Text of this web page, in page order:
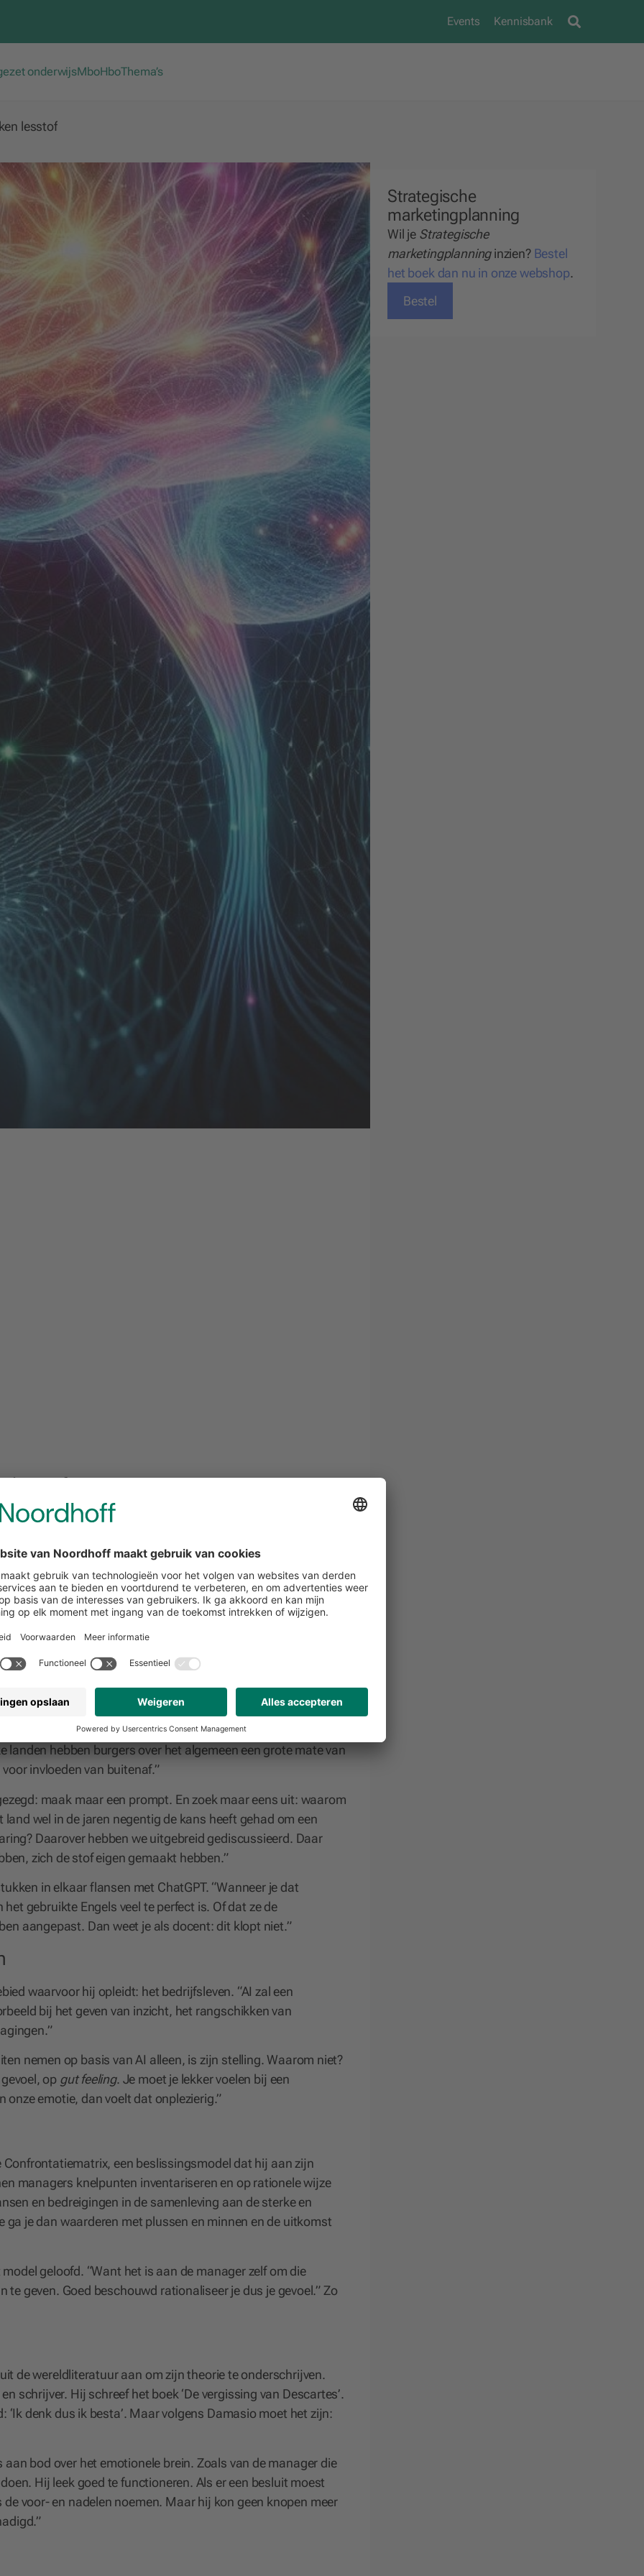
Events Kennisbank
onderwijsMboHboThema’s
lesstof
lesstof
Rotterdam, is razend enthousiast over Artificiële
in zijn lessen als verrijkingsmateriaal en om studenten aan
de mogelijkheden van AI in het onderwijs vertelde Bakker over
wel eens researchopdrachten. Met een goede prompt hebben
dan een presentatie van maken, waarbij ze ook moeten
correct is.”
het vak ‘Geopolitics’. “We behandelen daarin o.a.
landen hebben burgers over het algemeen een grote mate van
invloeden van buitenaf.”
maak maar een prompt. En zoek maar eens uit: waarom
wel in de jaren negentig de kans heeft gehad om een
Daarover hebben we uitgebreid gediscussieerd. Daar
zich de stof eigen gemaakt hebben.”
in elkaar flansen met ChatGPT. “Wanneer je dat
gebruikte Engels veel te perfect is. Of dat ze de
aangepast. Dan weet je als docent: dit klopt niet.”
waarvoor hij opleidt: het bedrijfsleven. “AI zal een
bij het geven van inzicht, het rangschikken van
nemen op basis van AI alleen, is zijn stelling. Waarom niet?
op gut feeling. Je moet je lekker voelen bij een
onze emotie, dan voelt dat onplezierig.”
een beslissingsmodel dat hij aan zijn
managers knelpunten inventariseren en op rationele wijze
en bedreigingen in de samenleving aan de sterke en
je dan waarderen met plussen en minnen en de uitkomst
geloofd. “Want het is aan de manager zelf om die
te geven. Goed beschouwd rationaliseer je dus je gevoel.” Zo
de wereldliteratuur aan om zijn theorie te onderschrijven.
schrijver. Hij schreef het boek ‘De vergissing van Descartes’.
denk dus ik besta’. Maar volgens Damasio moet het zijn:
aan bod over het emotionele brein. Zoals van de manager die
Hij leek goed te functioneren. Als er een besluit moest
voor- en nadelen noemen. Maar hij kon geen knopen meer
Strategische
marketingplanning
Wil je Strategische
marketingplanninginzien? Bestel
het boek dan nu in onze webshop.
Bestel